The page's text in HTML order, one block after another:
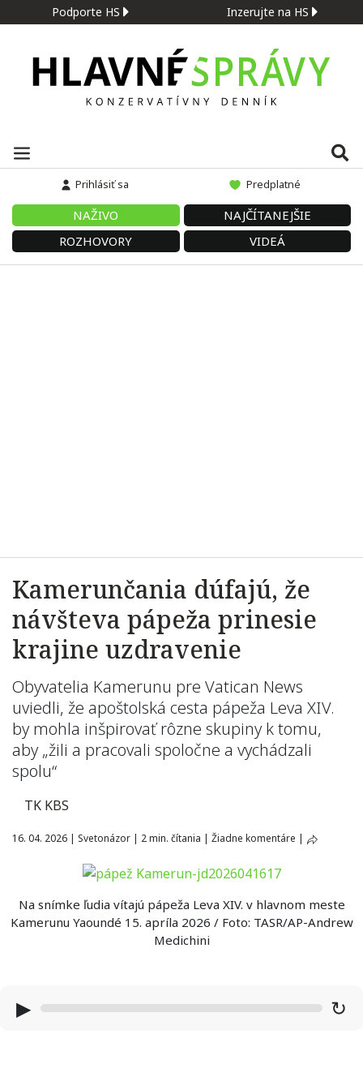
Podporte HS Inzerujte na HS
Prihlásiť sa Predplatné
NAŽIVO
NAJČÍTANEJŠIE
ROZHOVORY
VIDEÁ
Kamerunčania dúfajú, že
návšteva pápeža prinesie
krajine uzdravenie
Obyvatelia Kamerunu pre Vatican News
uviedli, že apoštolská cesta pápeža Leva XIV.
by mohla inšpirovať rôzne skupiny k tomu,
aby „žili a pracovali spoločne a vychádzali
spolu“
TK KBS
16. 04. 2026 | Svetonázor | 2 min. čítania | Žiadne komentáre |
Na snímke ľudia vítajú pápeža Leva XIV. v hlavnom meste
Kamerunu Yaoundé 15. apríla 2026 / Foto: TASR/AP-Andrew
Medichini
▶ ↻